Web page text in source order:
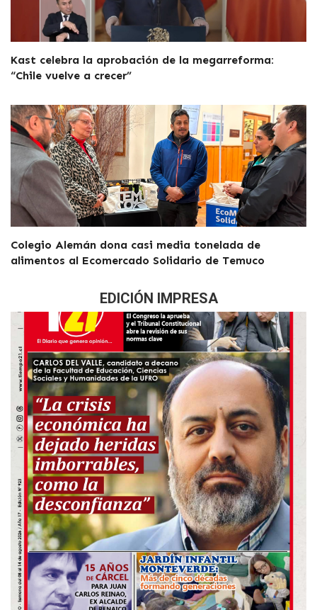
Kast celebra la aprobación de la megarreforma:
“Chile vuelve a crecer”
Colegio Alemán dona casi media tonelada de
alimentos al Ecomercado Solidario de Temuco
EDICIÓN IMPRESA